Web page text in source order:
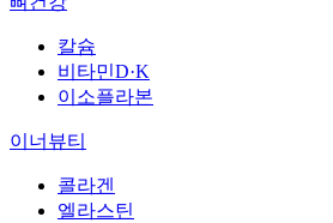
칼슘
비타민D·K
이소플라본
이너뷰티
콜라겐
엘라스틴